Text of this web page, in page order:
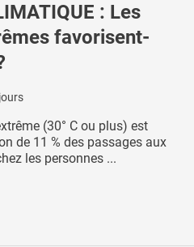
: Les
favorisent-
(30° C ou plus) est
de 11 % des passages aux
les personnes ...